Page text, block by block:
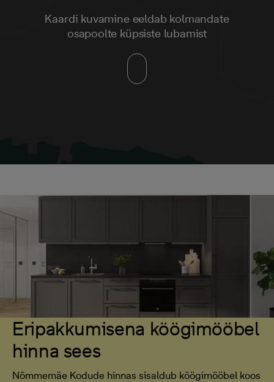
Kaardi kuvamine eeldab kolmandate
osapoolte küpsiste lubamist
Eripakkumisena köögimööbel
hinna sees
Nõmmemäe Kodude hinnas sisaldub köögimööbel koos